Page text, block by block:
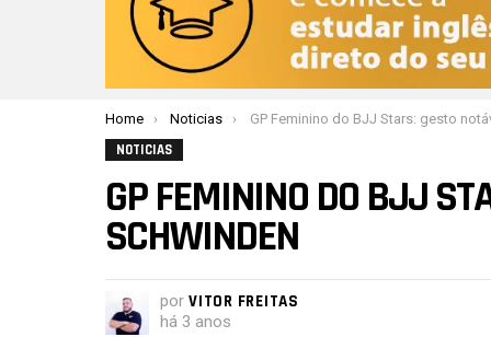
Você está aqui:
Home Noticias GP Feminino do BJJ Stars: gesto notável de Nika
NOTICIAS
GP FEMININO DO BJJ
SCHWINDEN
por VITOR FREITAS
há 3 anos